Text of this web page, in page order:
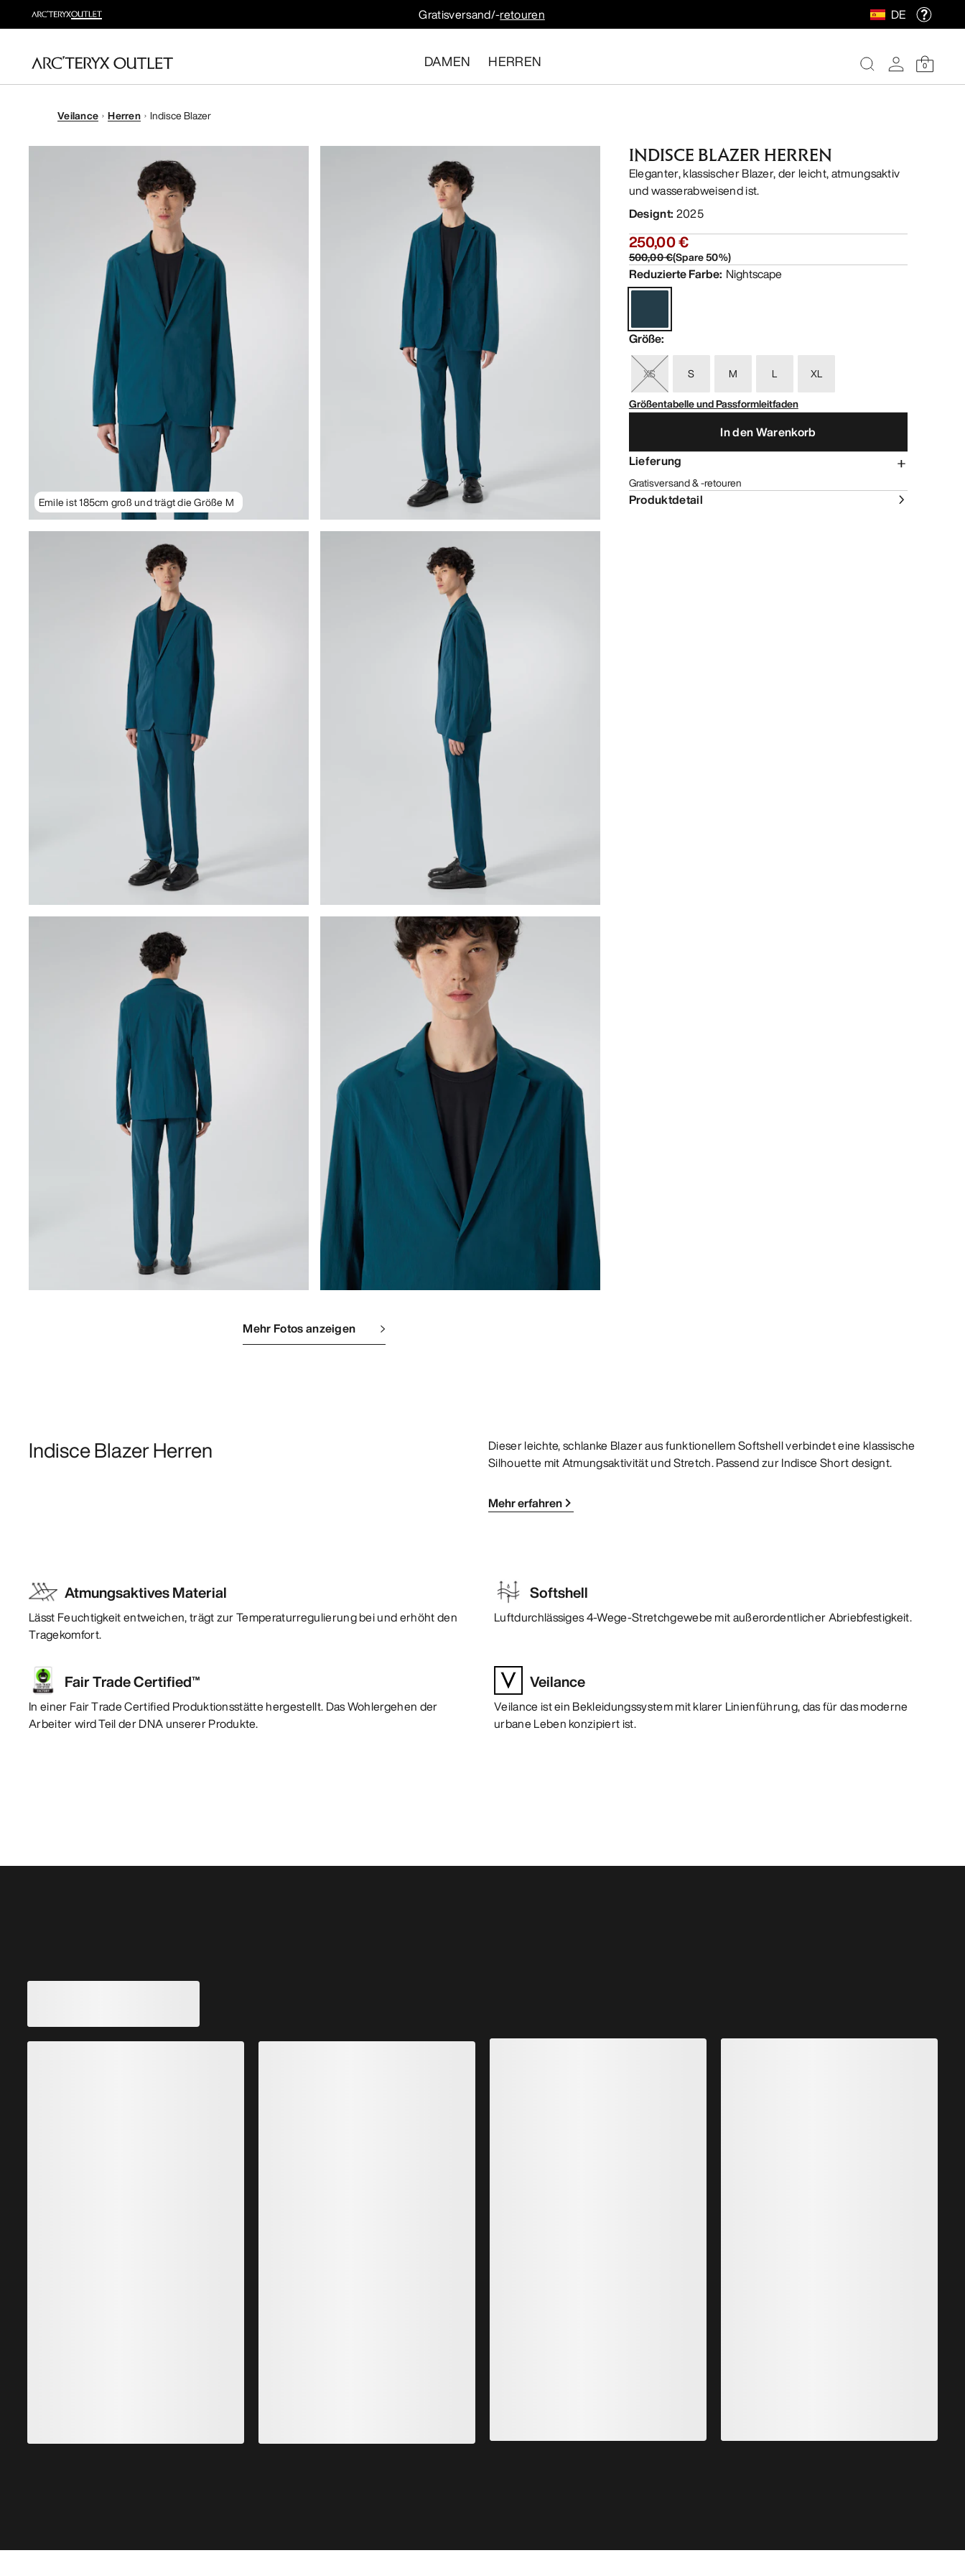
Gratisversand/-retouren DE
DAMEN HERREN 0
Veilance Herren Indisce Blazer
Emile ist 185cm groß und trägt die Größe M
Mehr Fotos anzeigen
INDISCE BLAZER HERREN
Eleganter, klassischer Blazer, der leicht, atmungsaktiv
und wasserabweisend ist.
Designt: 2025
250,00 €
500,00 €(Spare50%)
Reduzierte Farbe: Nightscape
Größe:
XS S M L
XL
Größentabelle und Passformleitfaden
In den Warenkorb
Lieferung
Gratisversand & -retouren
Produktdetail
Indisce Blazer Herren
Dieser leichte, schlanke Blazer aus funktionellem Softshell verbindet eine klassische
Silhouette mit Atmungsaktivität und Stretch. Passend zur Indisce Short designt.
Mehr erfahren
Atmungsaktives Material
Lässt Feuchtigkeit entweichen, trägt zur Temperaturregulierung bei und erhöht den
Tragekomfort.
Softshell
Luftdurchlässiges 4-Wege-Stretchgewebe mit außerordentlicher Abriebfestigkeit.
Fair Trade Certified™
In einer Fair Trade Certified Produktionsstätte hergestellt. Das Wohlergehen der
Arbeiter wird Teil der DNA unserer Produkte.
Veilance
Veilance ist ein Bekleidungssystem mit klarer Linienführung, das für das moderne
urbane Leben konzipiert ist.